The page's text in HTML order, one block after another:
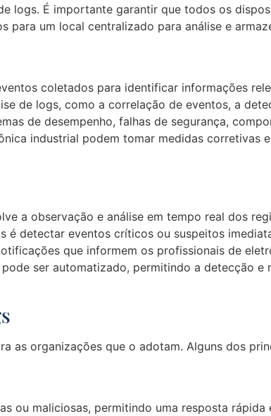
logs. É importante garantir que todos os
para um local centralizado para análise e
coletados para identificar informações
de logs, como a correlação de eventos, a
de desempenho, falhas de segurança,
industrial podem tomar medidas corretivas
a observação e análise em tempo real dos
detectar eventos críticos ou suspeitos
que informem os profissionais de
ser automatizado, permitindo a detecção e
as organizações que o adotam. Alguns dos
ou maliciosas, permitindo uma resposta rápida